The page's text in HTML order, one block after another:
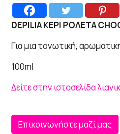
DEPILIA ΚΕΡΙ ΡΟΛΕΤΑ
Για μια τονωτική,
100ml
Δείτε στην ιστοσελίδα
Επικοινωνήστε μαζί μας